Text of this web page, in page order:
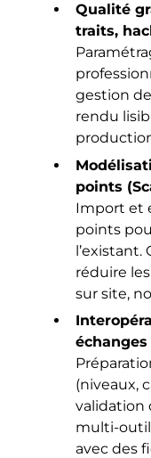
Qualité
traits,
gestion
rendu
points
Import et
points
l’existant.
réduire
sur site,
(niveaux,
validation
multi-
avec des